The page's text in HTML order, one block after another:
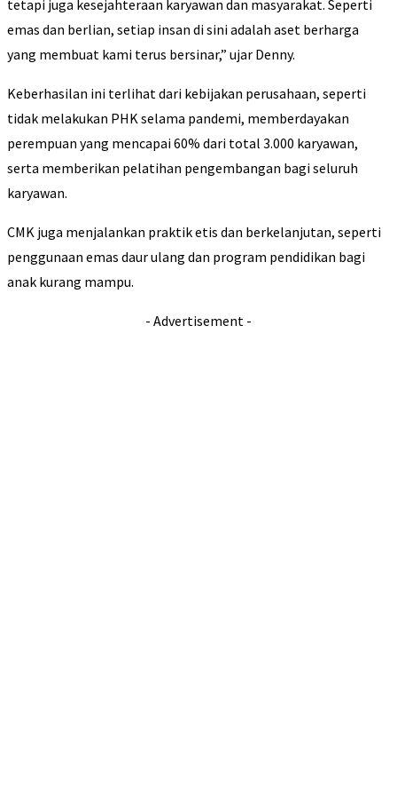
tetapi juga kesejahteraan karyawan dan masyarakat. Seperti
emas dan berlian, setiap insan di sini adalah aset berharga
yang membuat kami terus bersinar,” ujar Denny.
Keberhasilan ini terlihat dari kebijakan perusahaan, seperti
tidak melakukan PHK selama pandemi, memberdayakan
perempuan yang mencapai 60% dari total 3.000 karyawan,
serta memberikan pelatihan pengembangan bagi seluruh
karyawan.
CMK juga menjalankan praktik etis dan berkelanjutan, seperti
penggunaan emas daur ulang dan program pendidikan bagi
anak kurang mampu.
- Advertisement -